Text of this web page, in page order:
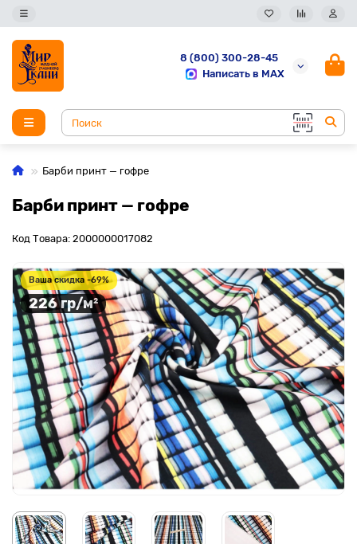
8 (800) 300-28-45
Написать в MAX
Барби принт — гофре
Барби принт — гофре
Код Товара: 2000000017082
Ваша скидка -69%
226 гр/м²